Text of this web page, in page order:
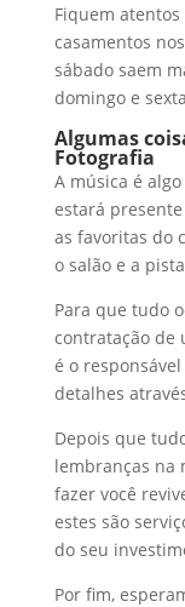
Fiquem
casamentos
sábado saem
domingo e
Algumas
Fotografia
A música é
estará
as favoritas do
o salão e a
Para que tudo
contratação de
é o
detalhes
Depois que
lembranças na
fazer você
estes são
do seu
Por fim,